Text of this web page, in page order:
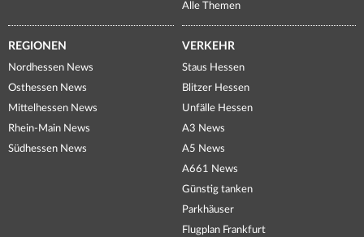
Alle Themen
REGIONEN
Nordhessen News
Osthessen News
Mittelhessen News
Rhein-Main News
Südhessen News
VERKEHR
Staus Hessen
Blitzer Hessen
Unfälle Hessen
A3 News
A5 News
A661 News
Günstig tanken
Parkhäuser
Flugplan Frankfurt